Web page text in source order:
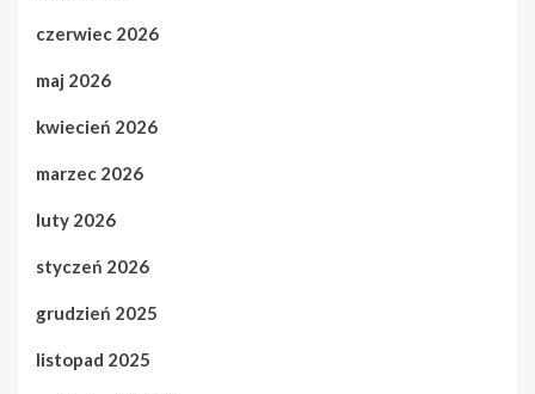
czerwiec 2026
maj 2026
kwiecień 2026
marzec 2026
luty 2026
styczeń 2026
grudzień 2025
listopad 2025